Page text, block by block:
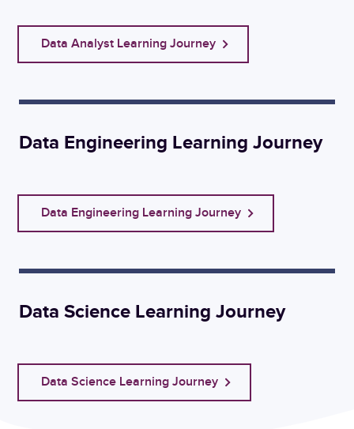
Data Analyst Learning Journey
Data Engineering Learning Journey
Data Engineering Learning Journey
Data Science Learning Journey
Data Science Learning Journey